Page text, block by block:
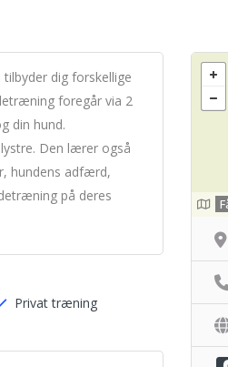
dig forskellige
foregår via 2
din hund.
Den lærer også
hundens adfærd,
på deres
Privat træning